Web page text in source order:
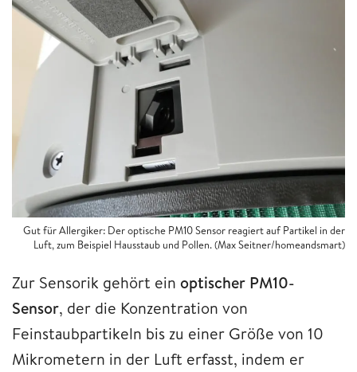
Gut für Allergiker: Der optische PM10 Sensor reagiert auf Partikel in der
Luft, zum Beispiel Hausstaub und Pollen. (Max Seitner/homeandsmart)
Zur Sensorik gehört ein optischer PM10-
Sensor, der die Konzentration von
Feinstaubpartikeln bis zu einer Größe von 10
Mikrometern in der Luft erfasst, indem er